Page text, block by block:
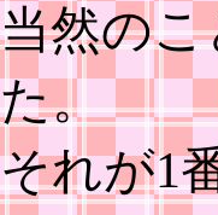
当然の
た。
それが1